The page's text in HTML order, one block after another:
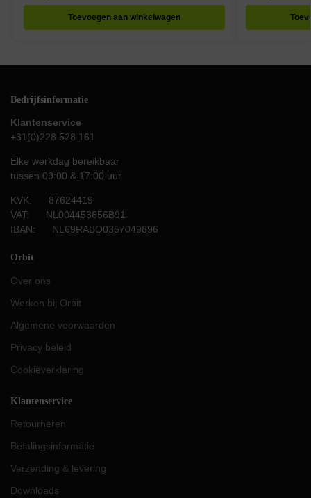
Toevoegen aan winkelwagen
Bedrijfsinformatie
Klantenservice
+31(0)228 528 161
Elke werkdag bereikbaar
tussen 09:00 & 17:00 uur
KVK: 87624419
VAT: NL004453656B91
IBAN: NL69RABO0357049896
Orbit
Over ons
Werken bij Orbit
Algemene voorwaarden
Privacy beleid
Cookieverklaring
Klantenservice
Retourneren
Betalingsinformatie
Verzending & levering
Downloads